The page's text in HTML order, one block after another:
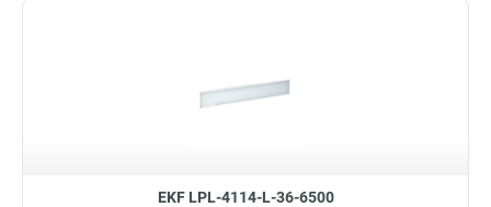
EKF LPL-4114-L-36-6500